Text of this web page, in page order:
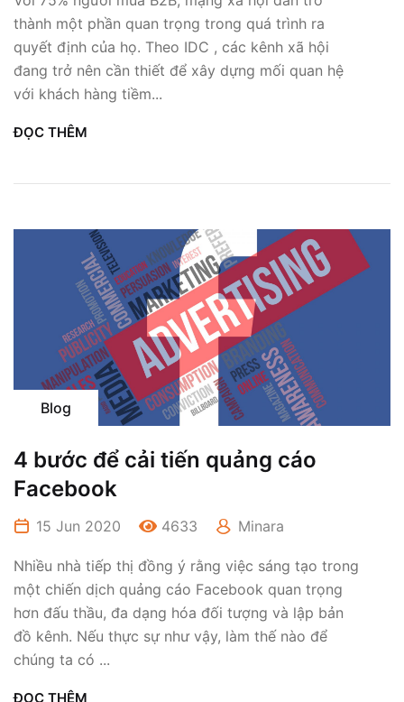
thành một phần quan trọng trong quá trình ra
quyết định của họ. Theo IDC , các kênh xã hội
đang trở nên cần thiết để xây dựng mối quan hệ
với khách hàng tiềm...
ĐỌC THÊM
Blog
4 bước để cải tiến quảng cáo
Facebook
15 Jun 2020 4633 Minara
Nhiều nhà tiếp thị đồng ý rằng việc sáng tạo trong
một chiến dịch quảng cáo Facebook quan trọng
hơn đấu thầu, đa dạng hóa đối tượng và lập bản
đồ kênh. Nếu thực sự như vậy, làm thế nào để
chúng ta có ...
ĐỌC THÊM